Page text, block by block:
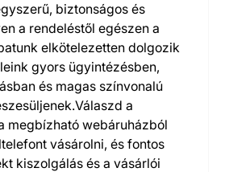
biztonságos és
a rendeléstől egészen a
elkötelezetten dolgozik
gyors ügyintézésben,
és magas színvonalú
a
megbízható webáruházból
vásárolni, és fontos
kiszolgálás és a vásárlói